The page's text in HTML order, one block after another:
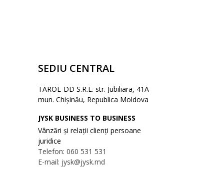
SEDIU CENTRAL
TAROL-DD S.R.L. str. Jubiliara, 41A
mun. Chișinău, Republica Moldova
JYSK BUSINESS TO BUSINESS
Vânzări și relații clienți persoane
juridice
Telefon: 060 531 531
E-mail: jysk@jysk.md